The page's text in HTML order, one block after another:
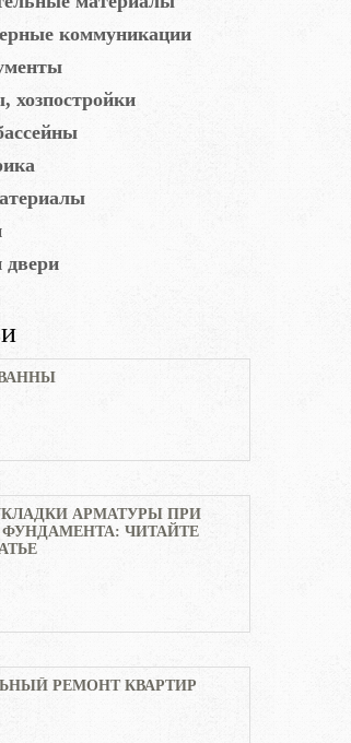
коммуникации
хозпостройки
двери
АРМАТУРЫ ПРИ
ФУНДАМЕНТА: ЧИТАЙТЕ
РЕМОНТ КВАРТИР